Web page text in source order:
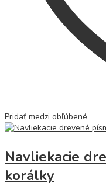
Pridať medzi obľúbené
Navliekacie
korálky